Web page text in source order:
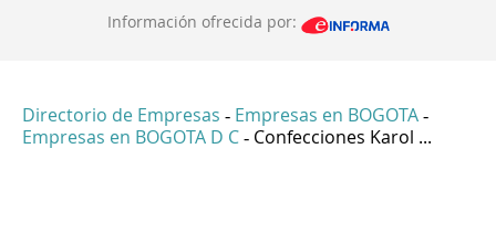
Información ofrecida por:
Directorio de Empresas - Empresas en BOGOTA -
Empresas en BOGOTA D C - Confecciones Karol ...